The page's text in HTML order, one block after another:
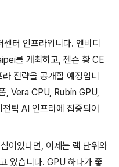
터 인프라입니다. 엔비디
를 개최하고, 젠슨 황 CE
전략을 공개할 예정입니
, Vera CPU, Rubin GPU,
틱 AI 인프라에 집중되어
이었다면, 이제는 랙 단위와
있습니다. GPU 하나가 좋